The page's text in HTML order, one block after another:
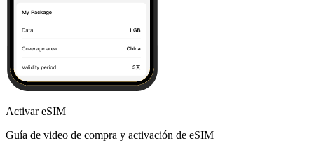
Activar eSIM
Guía de video de compra y activación de eSIM